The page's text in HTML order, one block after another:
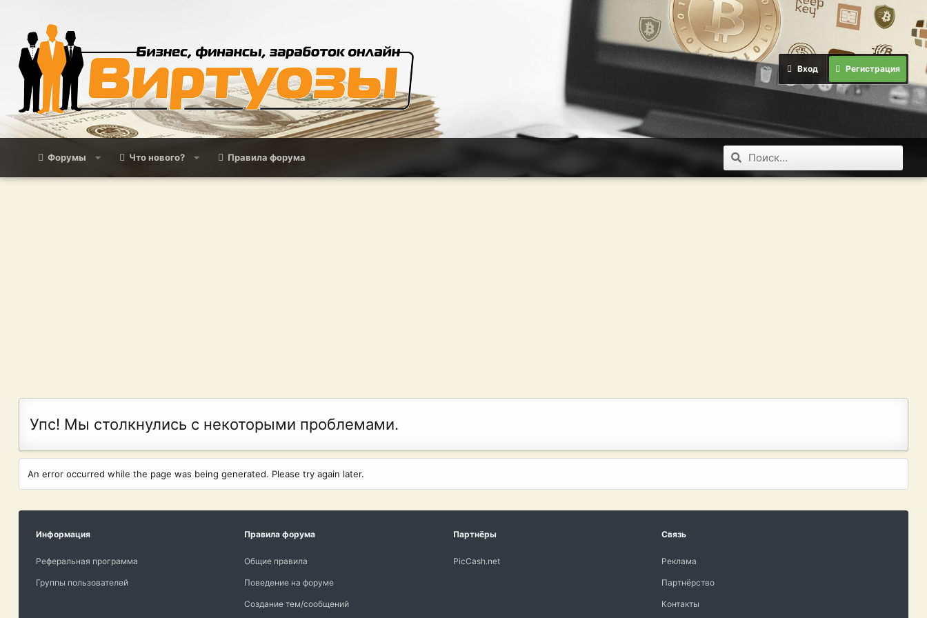
Вход Регистрация
Форумы Что нового? Правила форума
Упс! Мы столкнулись с некоторыми проблемами.
An error occurred while the page was being generated. Please try again later.
Информация
Реферальная программа
Группы пользователей
Правила форума
Общие правила
Поведение на форуме
Создание тем/сообщений
Партнёры
PicCash.net
Связь
Реклама
Партнёрство
Контакты